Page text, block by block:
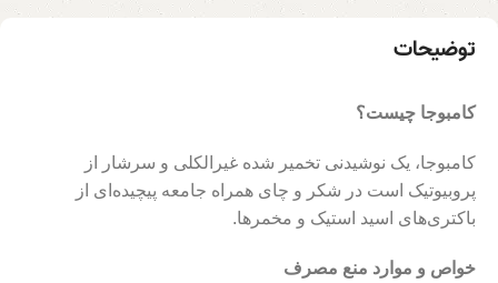
توضیحات
کامبوجا چیست؟
کامبوجا، یک نوشیدنی تخمیر شده غیرالکلی و سرشار از
پروبیوتیک‌ است در شکر و چای همراه جامعه پیچیده‌ای از
باکتری‌های اسید استیک و مخمرها.
خواص و موارد منع مصرف